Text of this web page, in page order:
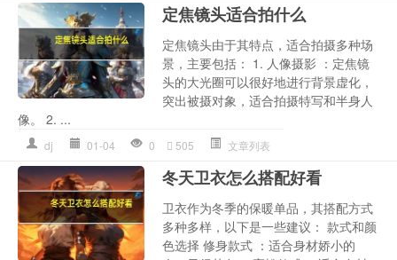
定焦镜头适合拍什么
定焦镜头由于其特点，适合拍摄多种场
景，主要包括： 1. 人像摄影 ：定焦镜
头的大光圈可以很好地进行背景虚化，
突出被摄对象，适合拍摄特写和半身人
像。 2. ...
dj 01-04 0 505 文章列表
冬天卫衣怎么搭配好看
卫衣作为冬季的保暖单品，其搭配方式
多种多样，以下是一些建议： 款式和颜
色选择 修身款式 ：适合身材娇小的